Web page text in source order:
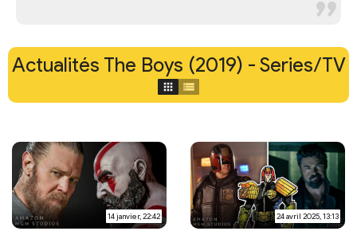
Actualités The Boys (2019) - Series/TV
14 janvier, 22:42 24 avril 2025, 13:13